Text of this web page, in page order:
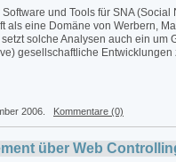
und Tools für SNA (Social
als eine Domäne von Werbern,
solche Analysen auch ein um
gesellschaftliche Entwicklungen
2006. Kommentare (0)
über Web